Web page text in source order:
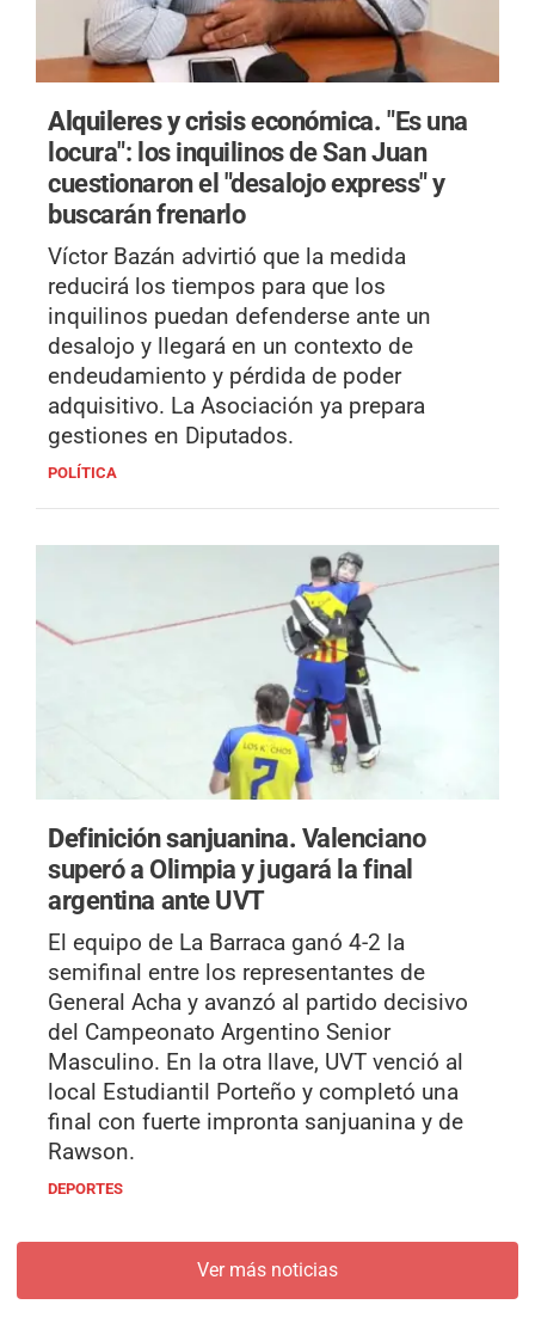
Alquileres y crisis económica."Es una
locura": los inquilinos de San Juan
cuestionaron el "desalojo express" y
buscarán frenarlo
Víctor Bazán advirtió que la medida
reducirá los tiempos para que los
inquilinos puedan defenderse ante un
desalojo y llegará en un contexto de
endeudamiento y pérdida de poder
adquisitivo. La Asociación ya prepara
gestiones en Diputados.
POLÍTICA
Definición sanjuanina. Valenciano
superó a Olimpia y jugará la final
argentina ante UVT
El equipo de La Barraca ganó 4-2 la
semifinal entre los representantes de
General Acha y avanzó al partido decisivo
del Campeonato Argentino Senior
Masculino. En la otra llave, UVT venció al
local Estudiantil Porteño y completó una
final con fuerte impronta sanjuanina y de
Rawson.
DEPORTES
Ver más noticias